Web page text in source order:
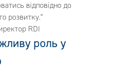
відповідно до
розвитку.”
RDI
роль у